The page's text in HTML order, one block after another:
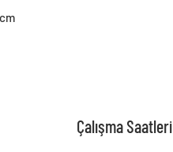
Çalışma Saatleri